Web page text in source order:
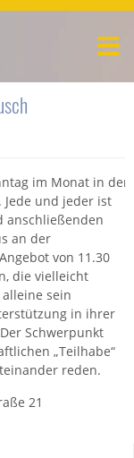
im Monat in der
Jede und jeder ist
anschließenden
an der
von 11.30
die vielleicht
sein
in ihrer
Schwerpunkt
„Teilhabe“
reden.
21